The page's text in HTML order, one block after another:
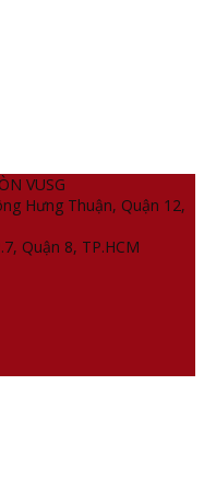
VUSG
Hưng Thuận, Quận 12,
Quận 8, TP.HCM